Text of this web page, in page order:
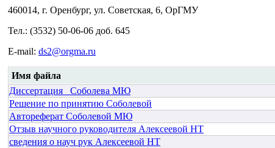
460014, г. Оренбург, ул. Советская, 6, ОрГМУ
Тел.: (3532) 50-06-06 доб. 645
E-mail: ds2@orgma.ru
Имя файла
Диссертация _Соболева МЮ
Решение по принятию Соболевой
Автореферат Соболевой МЮ
Отзыв научного руководителя Алексеевой НТ
сведения о науч рук Алексеевой НТ